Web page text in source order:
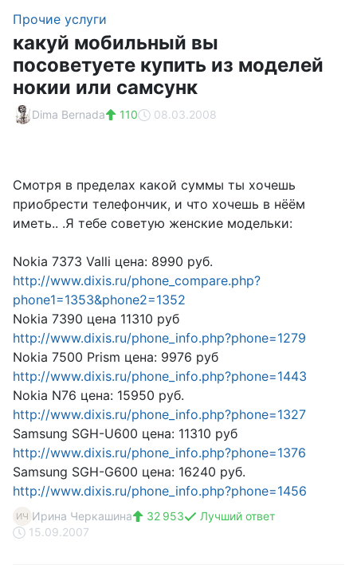
Прочие услуги
какуй мобильный вы
посоветуете купить из моделей
нокии или самсунк
Dima Bernada 110 08.03.2008
Смотря в пределах какой суммы ты хочешь
приобрести телефончик, и что хочешь в нёём
иметь.. .Я тебе советую женские модельки:
Nokia 7373 Valli цена: 8990 руб.
http://www.dixis.ru/phone_compare.php?
phone1=1353&phone2=1352
Nokia 7390 цена 11310 руб
http://www.dixis.ru/phone_info.php?phone=1279
Nokia 7500 Prism цена: 9976 руб
http://www.dixis.ru/phone_info.php?phone=1443
Nokia N76 цена: 15950 руб.
http://www.dixis.ru/phone_info.php?phone=1327
Samsung SGH-U600 цена: 11310 руб
http://www.dixis.ru/phone_info.php?phone=1376
Samsung SGH-G600 цена: 16240 руб.
http://www.dixis.ru/phone_info.php?phone=1456
ИЧ Ирина Черкашина 32 953
Лучший ответ
15.09.2007